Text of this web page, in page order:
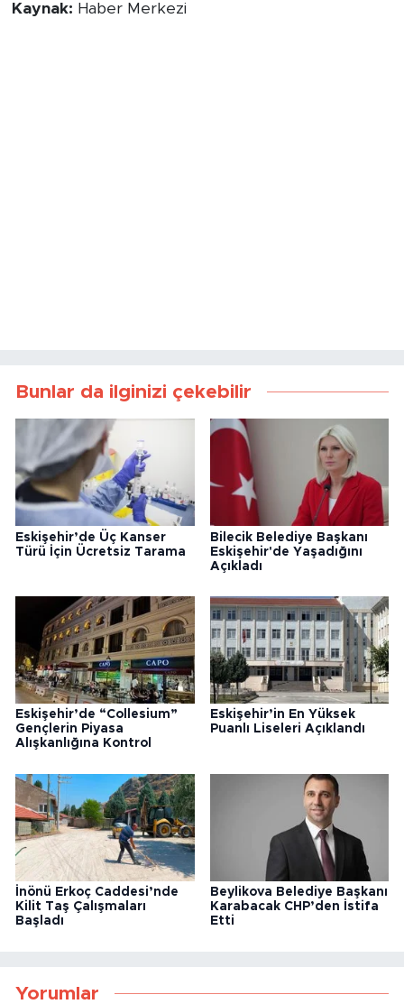
Kaynak: Haber Merkezi
Bunlar da ilginizi çekebilir
Eskişehir’de Üç Kanser
Türü İçin Ücretsiz Tarama
Bilecik Belediye Başkanı
Eskişehir'de Yaşadığını
Açıkladı
Eskişehir’de “Collesium”
Gençlerin Piyasa
Alışkanlığına Kontrol
Eskişehir’in En Yüksek
Puanlı Liseleri Açıklandı
İnönü Erkoç Caddesi’nde
Kilit Taş Çalışmaları
Başladı
Beylikova Belediye Başkanı
Karabacak CHP’den İstifa
Etti
Yorumlar